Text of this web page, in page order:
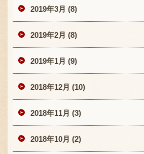
2019年3月 (8)
2019年2月 (8)
2019年1月 (9)
2018年12月 (10)
2018年11月 (3)
2018年10月 (2)